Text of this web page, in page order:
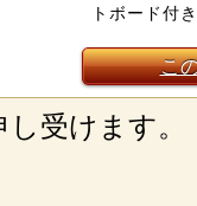
トボード付き
こ
受けます。